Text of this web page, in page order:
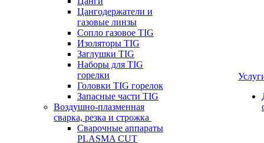
Цангодержатели и
газовые линзы
Сопло газовое TIG
Изоляторы TIG
Заглушки TIG
Наборы для TIG
горелки
Головки TIG горелок
Запасные части TIG
Воздушно-плазменная
сварка, резка и строжка
Сварочные аппараты
PLASMA CUT